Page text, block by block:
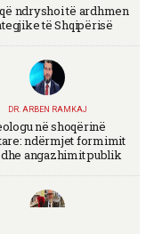
ndryshoi të ardhmen
të Shqipërisë
DR. ARBEN RAMKAJ
në shoqërinë
ndërmjet formimit
angazhimit publik